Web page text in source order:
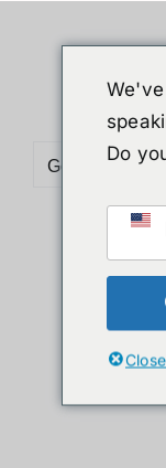
Go to...
Sort
Show
Do